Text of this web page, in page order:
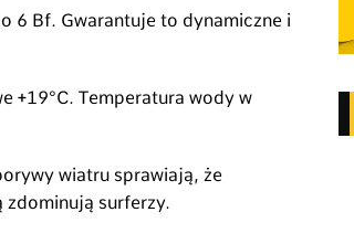
6 Bf. Gwarantuje to dynamiczne i
+19°C. Temperatura wody w
wiatru sprawiają, że
zdominują surferzy.